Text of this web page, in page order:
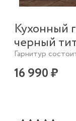
Кухонный
черный
Гарнитур
16 990 ₽